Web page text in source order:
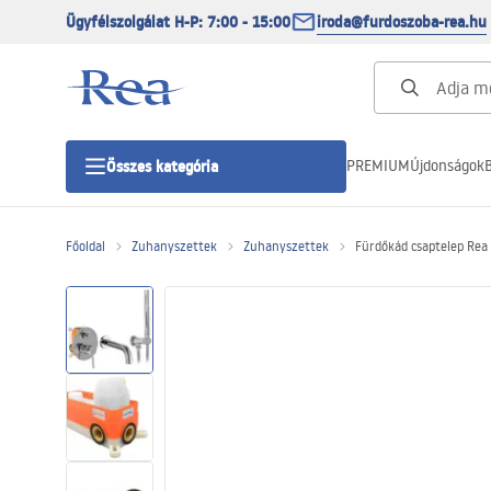
Ügyfélszolgálat H-P: 7:00 - 15:00 iroda@furdoszoba-rea.hu
Összes kategória
Zuhanyajtó
Zuhanytálcák
Zuhanylefolyók
PREMIUMÚjdonságok
Főoldal Zuhanyszettek Zuhanyszettek Fürdőkád csaptelep